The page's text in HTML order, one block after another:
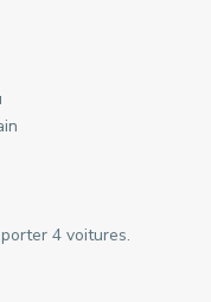
4 voitures.